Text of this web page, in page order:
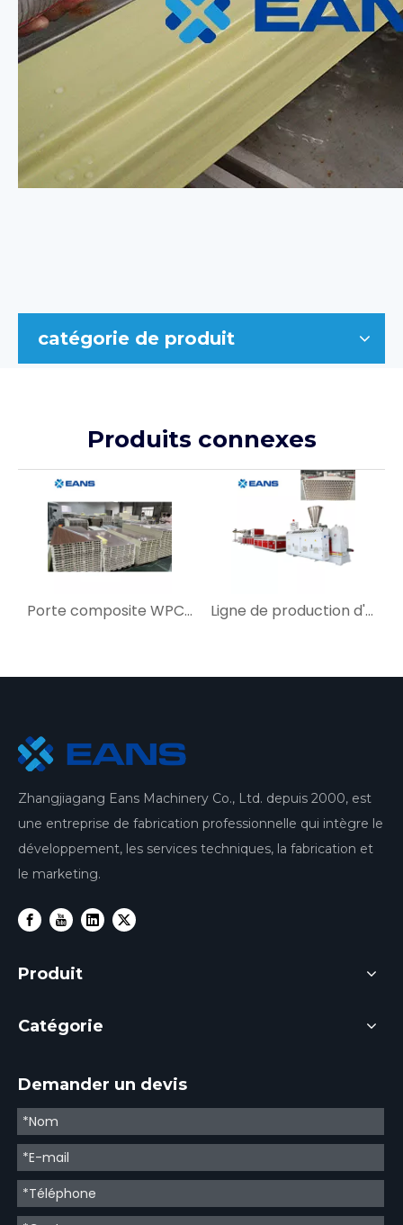
catégorie de produit
Produits connexes
Ligne de production d'extrusion de panneaux de porte en PVC WPC Extrusion de porte WPC faisant la machine
Zhangjiagang Eans Machinery Co., Ltd. depuis 2000, est
une entreprise de fabrication professionnelle qui intègre le
développement, les services techniques, la fabrication et
le marketing.
Produit
Catégorie
Demander un devis